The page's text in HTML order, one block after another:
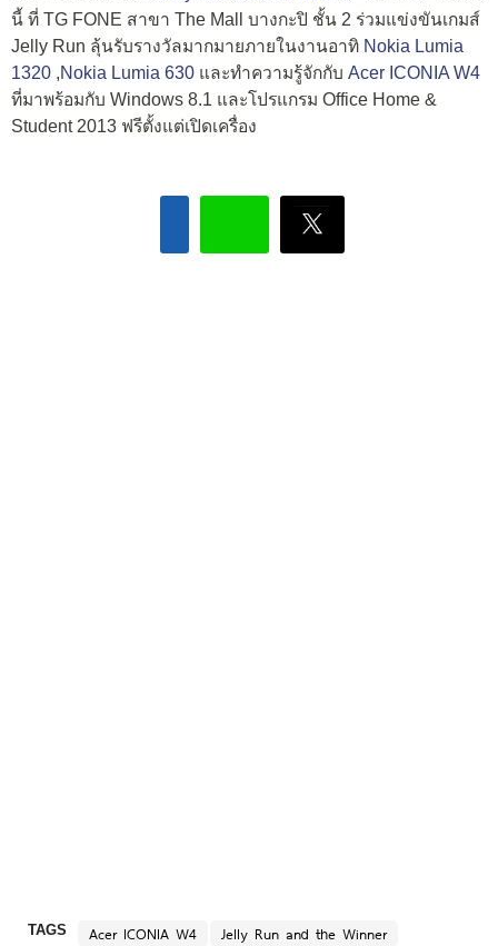
นี้ ที่ TG FONE สาขา The Mall บางกะปิ ชั้น 2 ร่วมแข่งขันเกมส์
Jelly Run ลุ้นรับรางวัลมากมายภายในงานอาทิ Nokia Lumia
1320 ,Nokia Lumia 630 และทำความรู้จักกับ Acer ICONIA W4
ที่มาพร้อมกับ Windows 8.1 และโปรแกรม Office Home &
Student 2013 ฟรีตั้งแต่เปิดเครื่อง
TAGS Acer ICONIA W4 Jelly Run and the Winner